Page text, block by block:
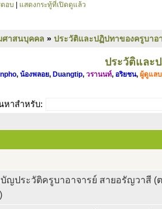
อบ แสดงกระทู้ที่เปิดดูแล้ว
ศาสนบุคคล » ประวัติและปฏิปทาของครูบาอ
ประวัติและ
, น้องพลอย, Duangtip, วรานนท์, อริยชน, ผู้ดูแล
หาสำหรับ:
ญประวัติครูบาอาจารย์ สายอรัญวาสี (